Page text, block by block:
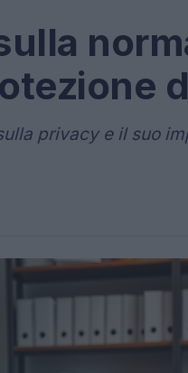
privacy e il suo